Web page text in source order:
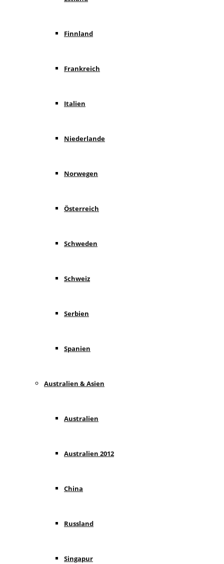
Finnland
Frankreich
Italien
Niederlande
Norwegen
Österreich
Schweden
Schweiz
Serbien
Spanien
Australien & Asien
Australien
Australien 2012
China
Russland
Singapur